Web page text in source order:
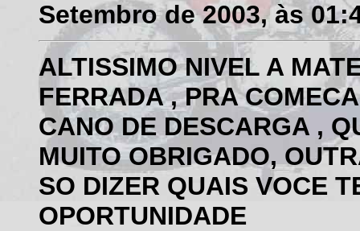
Setembro de 2003, às
ALTISSIMO NIVEL A
FERRADA , PRA
CANO DE DESCARGA ,
MUITO OBRIGADO,
SO DIZER QUAIS VOCE
OPORTUNIDADE